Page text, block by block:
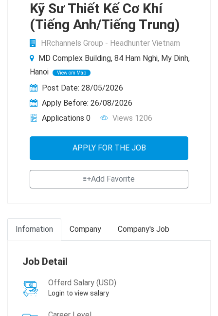
Kỹ Sư Thiết Kế Cơ Khí
(Tiếng Anh/Tiếng Trung)
HRchannels Group - Headhunter Vietnam
MD Complex Building, 84 Ham Nghi, My Dinh,
Hanoi
View om Map
Post Date: 28/05/2026
Apply Before: 26/08/2026
Applications 0
Views 1206
APPLY FOR THE JOB
Add Favorite
Infomation Company Company's Job
Job Detail
Offerd Salary (USD)
Login to view salary